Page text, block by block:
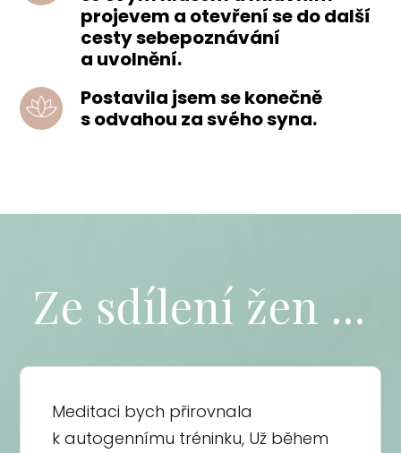
projevem a otevření se do další
cesty sebepoznávání
a uvolnění.
Postavila jsem se konečně
s odvahou za svého syna.
Ze sdílení žen ...
Meditaci bych přirovnala
k autogennímu tréninku, Už během